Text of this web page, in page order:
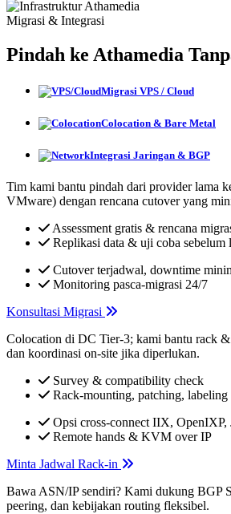
Migrasi & Integrasi
Pindah ke Athamedia
Migrasi VPS / Cloud
Colocation & Bare Metal
Integrasi Jaringan & BGP
Tim kami bantu pindah dari provider lama
VMware) dengan rencana cutover yang
Assessment gratis & rencana
Replikasi data & uji coba sebelum
Cutover terjadwal, downtime
Monitoring pasca-migrasi 24/7
Konsultasi Migrasi
Colocation di DC Tier-3; kami bantu rack
dan koordinasi on-site jika diperlukan.
Survey & compatibility check
Rack-mounting, patching, labeling
Opsi cross-connect IIX,
Remote hands & KVM over IP
Minta Jadwal Rack-in
Bawa ASN/IP sendiri? Kami dukung BGP
peering, dan kebijakan routing fleksibel.